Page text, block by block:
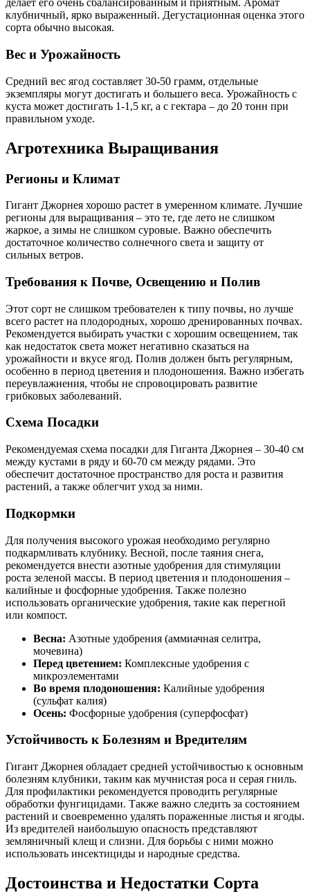
делает его очень сбалансированным и приятным. Аромат
клубничный, ярко выраженный. Дегустационная оценка этого
сорта обычно высокая.
Вес и Урожайность
Средний вес ягод составляет 30-50 грамм, отдельные
экземпляры могут достигать и большего веса. Урожайность с
куста может достигать 1-1,5 кг, а с гектара – до 20 тонн при
правильном уходе.
Агротехника Выращивания
Регионы и Климат
Гигант Джорнея хорошо растет в умеренном климате. Лучшие
регионы для выращивания – это те, где лето не слишком
жаркое, а зимы не слишком суровые. Важно обеспечить
достаточное количество солнечного света и защиту от
сильных ветров.
Требования к Почве, Освещению и Полив
Этот сорт не слишком требователен к типу почвы, но лучше
всего растет на плодородных, хорошо дренированных почвах.
Рекомендуется выбирать участки с хорошим освещением, так
как недостаток света может негативно сказаться на
урожайности и вкусе ягод. Полив должен быть регулярным,
особенно в период цветения и плодоношения. Важно избегать
переувлажнения, чтобы не спровоцировать развитие
грибковых заболеваний.
Схема Посадки
Рекомендуемая схема посадки для Гиганта Джорнея – 30-40 см
между кустами в ряду и 60-70 см между рядами. Это
обеспечит достаточное пространство для роста и развития
растений, а также облегчит уход за ними.
Подкормки
Для получения высокого урожая необходимо регулярно
подкармливать клубнику. Весной, после таяния снега,
рекомендуется внести азотные удобрения для стимуляции
роста зеленой массы. В период цветения и плодоношения –
калийные и фосфорные удобрения. Также полезно
использовать органические удобрения, такие как перегной
или компост.
Весна: Азотные удобрения (аммиачная селитра,
мочевина)
Перед цветением: Комплексные удобрения с
микроэлементами
Во время плодоношения: Калийные удобрения
(сульфат калия)
Осень: Фосфорные удобрения (суперфосфат)
Устойчивость к Болезням и Вредителям
Гигант Джорнея обладает средней устойчивостью к основным
болезням клубники, таким как мучнистая роса и серая гниль.
Для профилактики рекомендуется проводить регулярные
обработки фунгицидами. Также важно следить за состоянием
растений и своевременно удалять пораженные листья и ягоды.
Из вредителей наибольшую опасность представляют
земляничный клещ и слизни. Для борьбы с ними можно
использовать инсектициды и народные средства.
Достоинства и Недостатки Сорта